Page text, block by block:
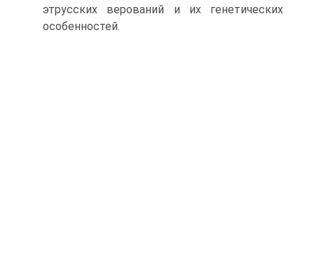
этрусских верова­ний и их генетических
особенностей.